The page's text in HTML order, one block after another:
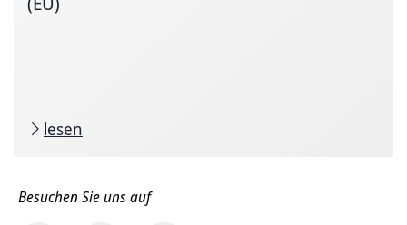
lesen
Besuchen Sie uns auf